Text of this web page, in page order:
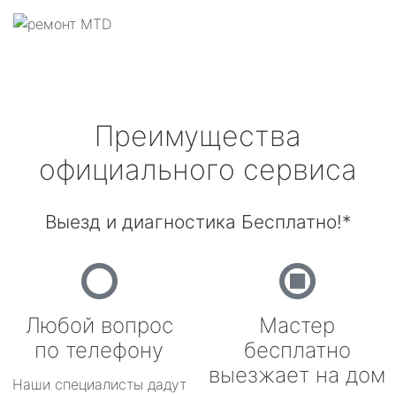
Преимущества
официального сервиса
Выезд и диагностика Бесплатно!*
Любой вопрос
по телефону
Наши специалисты дадут
Мастер
бесплатно
выезжает на дом